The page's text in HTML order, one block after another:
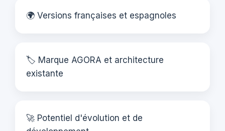
🌍 Versions françaises et espagnoles
🏷️ Marque AGORA et architecture
existante
🚀 Potentiel d'évolution et de